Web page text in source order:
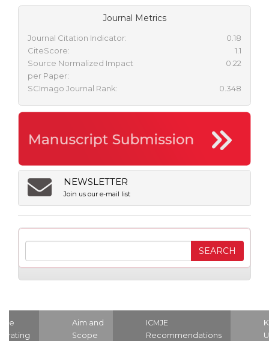
Journal Metrics
Journal Citation Indicator:
0.18
CiteScore:
1.1
Source Normalized Impact
per Paper:
0.22
SCImago Journal Rank: 0.348
NEWSLETTER
Join us our e-mail list
Aim and
Scope
ICMJE
Recommendations